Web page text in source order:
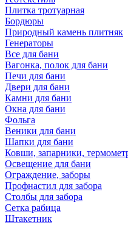
Плитка тротуарная
Бордюры
Природный камень плитняк
Генераторы
Все для бани
Вагонка, полок для бани
Печи для бани
Двери для бани
Камни для бани
Окна для бани
Фольга
Веники для бани
Шапки для бани
Ковши, запарники,
Освещение для бани
Ограждение, заборы
Профнастил для забора
Столбы для забора
Сетка рабица
Штакетник